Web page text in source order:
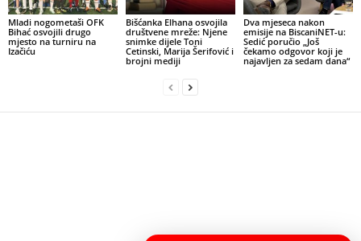
Mladi nogometaši OFK
Bihać osvojili drugo
mjesto na turniru na
Izačiću
Bišćanka Elhana osvojila
društvene mreže: Njene
snimke dijele Toni
Cetinski, Marija Šerifović i
brojni mediji
Dva mjeseca nakon
emisije na BiscaniNET-u:
Sedić poručio „Još
čekamo odgovor koji je
najavljen za sedam dana“